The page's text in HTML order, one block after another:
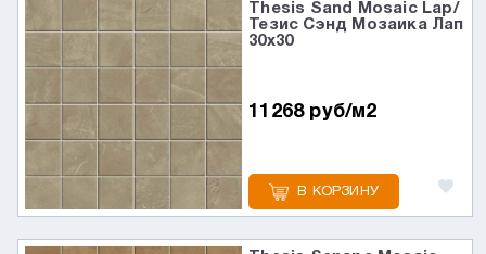
Thesis Sand Mosaic Lap/
Тезис Сэнд Мозаика Лап
30x30
11268 руб/м2
В КОРЗИНУ